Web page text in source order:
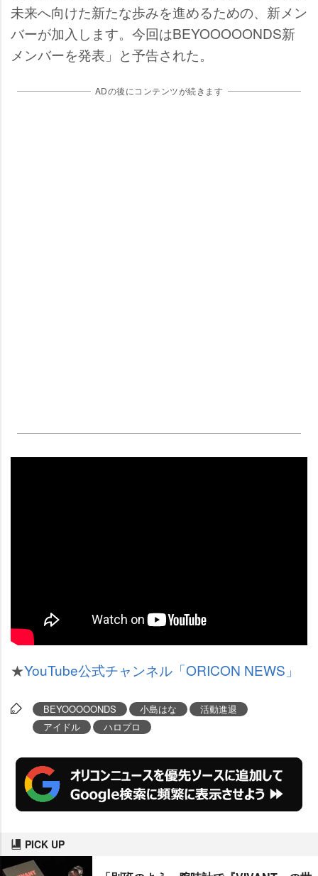
未来へ向けた新たな歩みを進めるための、新メン
バーが加入します。今回はBEYOOOOONDS新
メンバーを発表」と予告された。
ADの後にコンテンツが続きます
★YouTube公式チャンネル「ORICON NEWS」
BEYOOOOONDS 小島はな
活動進退
アイドル
ハロプロ
PICK UP